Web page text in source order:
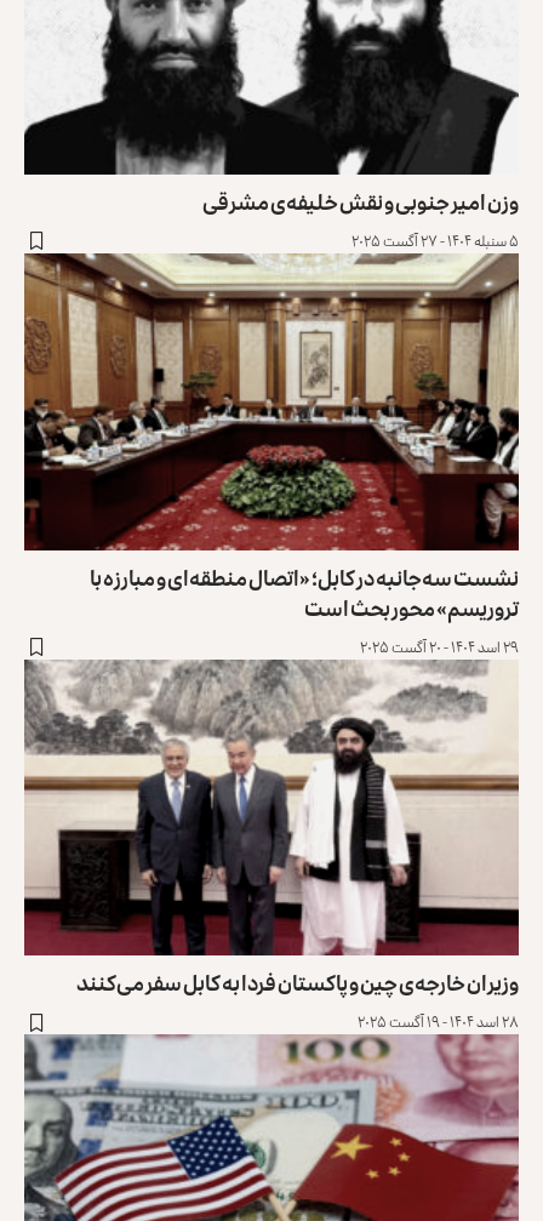
وزن امیر جنوبی و نقش خلیفه‌‌ی مشرقی
۵ سنبله ۱۴۰۴ - ۲۷ آگست ۲۰۲۵
نشست سه‌جانبه در کابل؛ «اتصال منطقه‌ای و مبارزه با
تروریسم» ‏محور بحث است
۲۹ اسد ۱۴۰۴ - ۲۰ آگست ۲۰۲۵
وزیران خارجه‌ی چین و پاکستان فردا به کابل سفر می‌کنند
۲۸ اسد ۱۴۰۴ - ۱۹ آگست ۲۰۲۵